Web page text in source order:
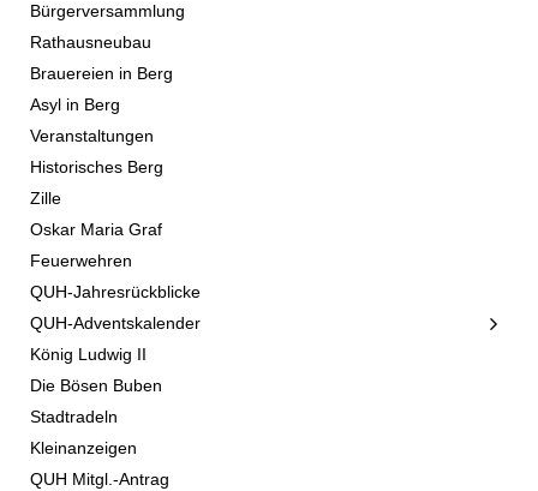
Bürgerversammlung
Rathausneubau
Brauereien in Berg
Asyl in Berg
Veranstaltungen
Historisches Berg
Zille
Oskar Maria Graf
Feuerwehren
QUH-Jahresrückblicke
QUH-Adventskalender
König Ludwig II
Die Bösen Buben
Stadtradeln
Kleinanzeigen
QUH Mitgl.-Antrag